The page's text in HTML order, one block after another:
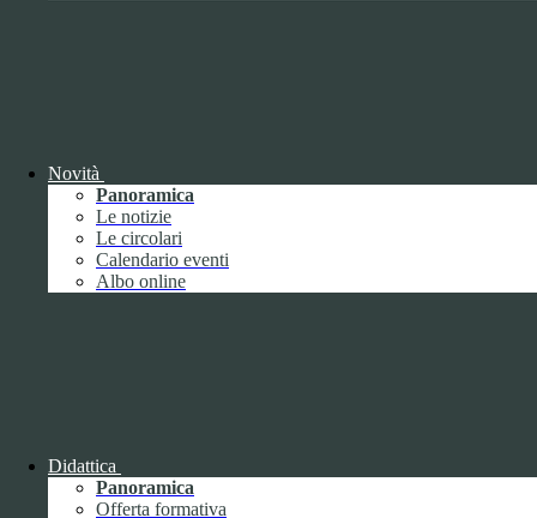
Novità
Panoramica
Le notizie
Le circolari
Calendario eventi
Albo online
Didattica
Panoramica
Offerta formativa
Sistema di misurazione e valutazione della
performance